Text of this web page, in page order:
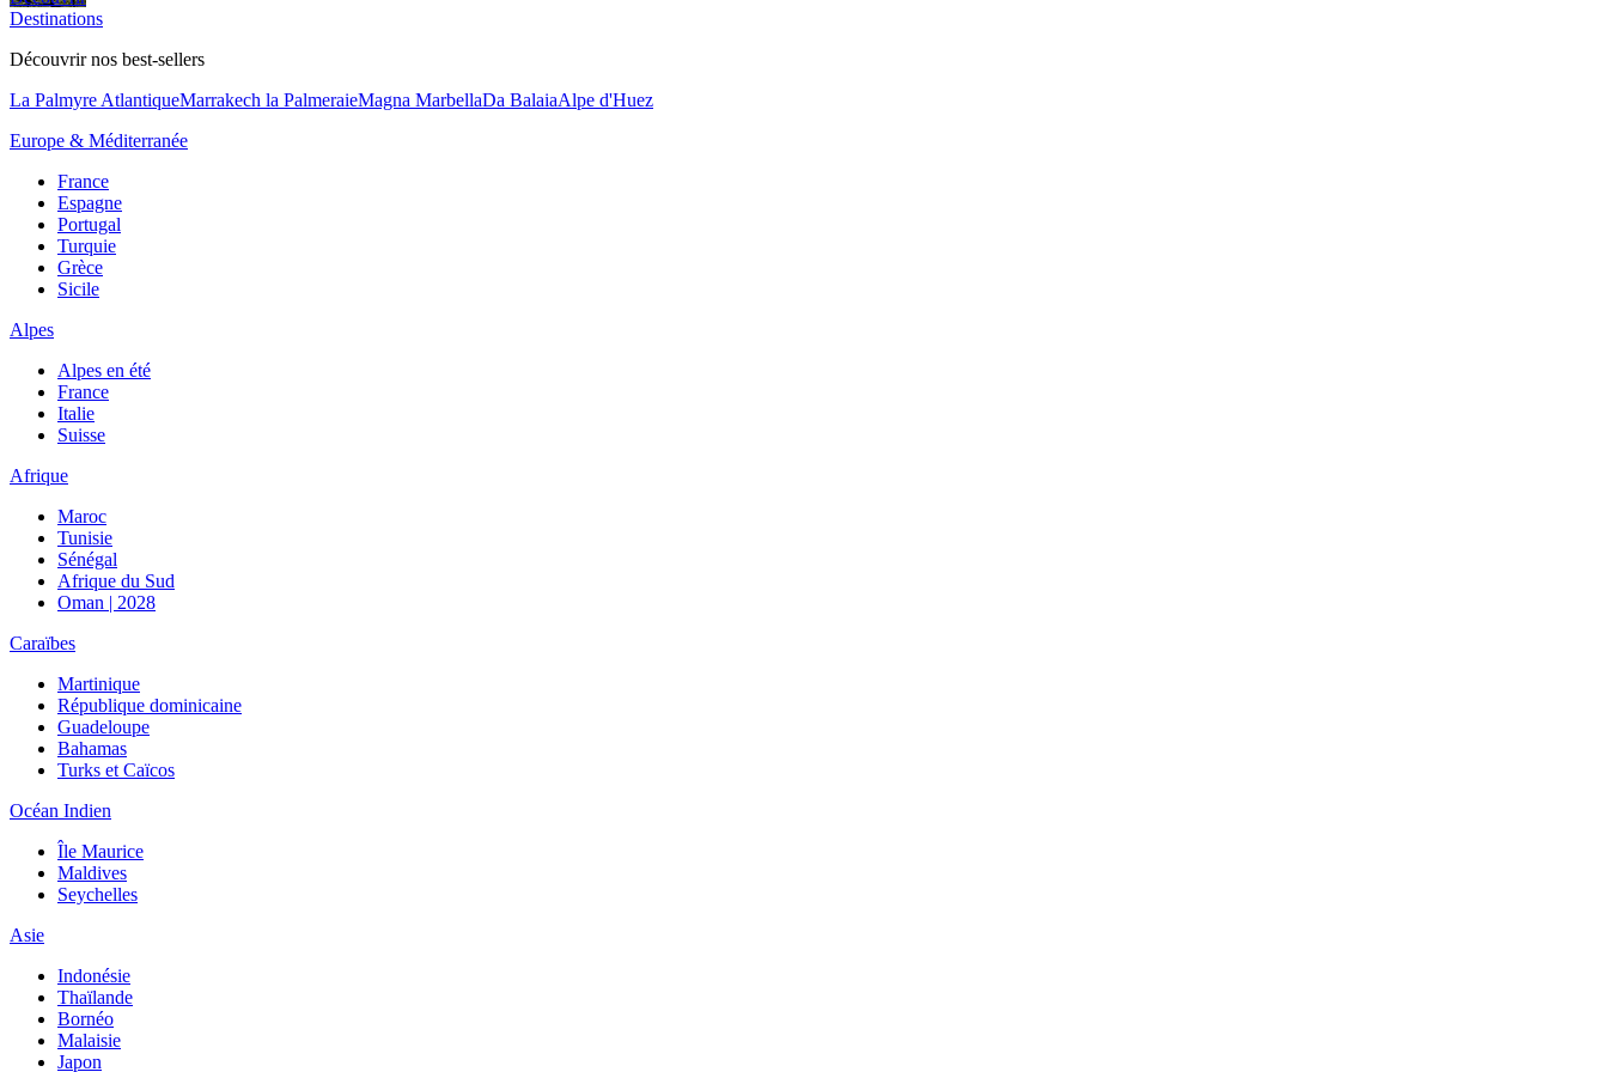
Destinations
Découvrir nos best-sellers
La Palmyre AtlantiqueMarrakech la PalmeraieMagna MarbellaDa BalaiaAlpe d'Huez
Europe & Méditerranée
France
Espagne
Portugal
Turquie
Grèce
Sicile
Alpes
Alpes en été
France
Italie
Suisse
Afrique
Maroc
Tunisie
Sénégal
Afrique du Sud
Oman | 2028
Caraïbes
Martinique
République dominicaine
Guadeloupe
Bahamas
Turks et Caïcos
Océan Indien
Île Maurice
Maldives
Seychelles
Asie
Indonésie
Thaïlande
Bornéo
Malaisie
Japon